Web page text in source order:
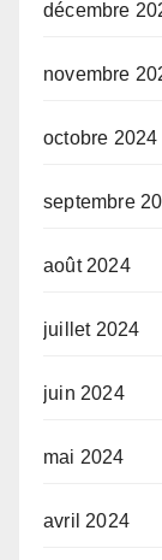
décembre
novembre
octobre 2024
septembre
août 2024
juillet 2024
juin 2024
mai 2024
avril 2024